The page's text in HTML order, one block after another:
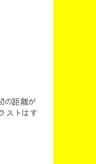
の距離が
ストはす